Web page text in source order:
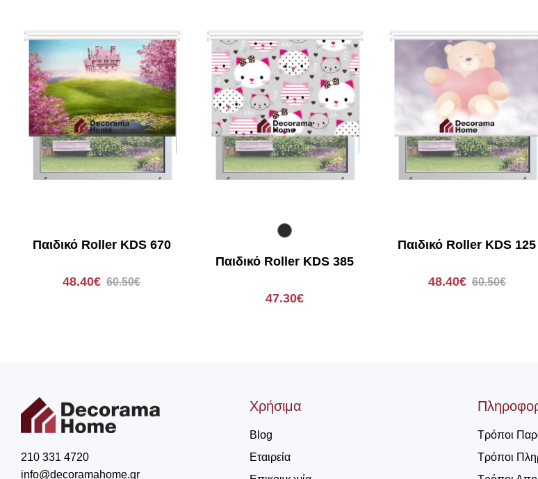
Παιδικό Roller KDS 670
48.40€ 60.50€
πολύχρωμο
Παιδικό Roller KDS 385
47.30€
Παιδικό Roller KDS 125
48.40€ 60.50€
210 331 4720
info@decoramahome.gr
Χρήσιμα
Blog
Εταιρεία
Τρόποι
Τρόποι